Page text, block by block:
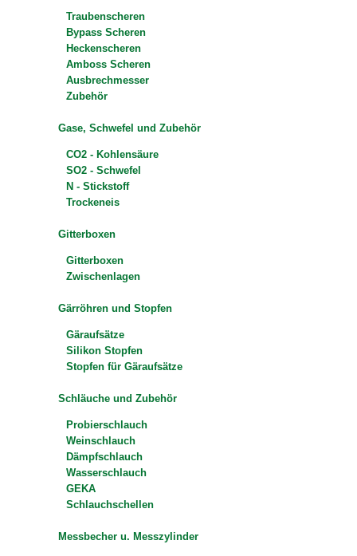
Traubenscheren
Bypass Scheren
Heckenscheren
Amboss Scheren
Ausbrechmesser
Zubehör
Gase, Schwefel und Zubehör
CO2 - Kohlensäure
SO2 - Schwefel
N - Stickstoff
Trockeneis
Gitterboxen
Gitterboxen
Zwischenlagen
Gärröhren und Stopfen
Gäraufsätze
Silikon Stopfen
Stopfen für Gäraufsätze
Schläuche und Zubehör
Probierschlauch
Weinschlauch
Dämpfschlauch
Wasserschlauch
GEKA
Schlauchschellen
Messbecher u. Messzylinder